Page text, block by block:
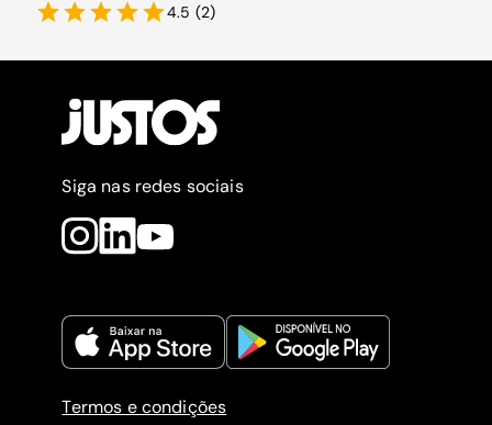
4.5 (2)
Siga nas redes sociais
Termos e condições